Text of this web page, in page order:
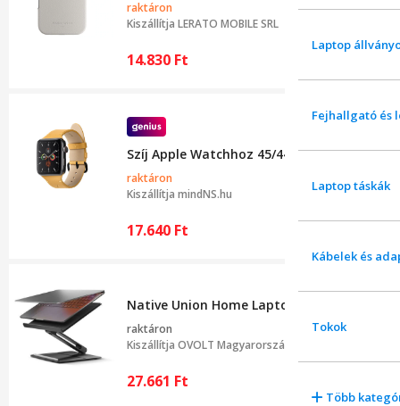
Laptop
Fejhallgató és
Laptop táskák
Kábelek és
Tokok
Több
raktáron
Kiszállítja LERATO MOBILE SRL
14.830 Ft
Szíj Apple Watchhoz 45/44/42 mm, NATIVE
raktáron
Kiszállítja mindNS.hu
17.640 Ft
Native Union Home Laptop Állvány Fekete
raktáron
Kiszállítja OVOLT Magyarország
27.661 Ft